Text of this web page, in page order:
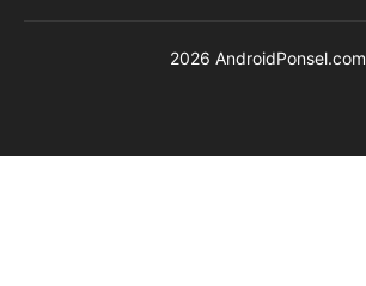
2026 AndroidPonsel.com